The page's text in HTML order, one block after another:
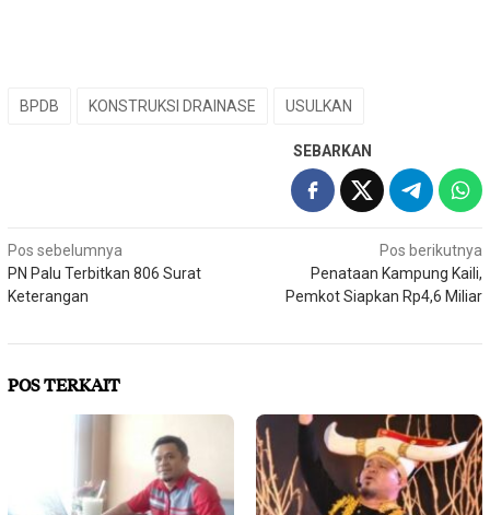
BPDB KONSTRUKSI DRAINASE USULKAN
SEBARKAN
Navigasi
pos
Pos sebelumnya
PN Palu Terbitkan 806 Surat
Keterangan
Pos berikutnya
Penataan Kampung Kaili,
Pemkot Siapkan Rp4,6 Miliar
POS TERKAIT